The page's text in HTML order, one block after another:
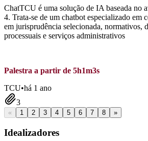
ChatTCU é uma solução de IA baseada no
4. Trata-se de um chatbot especializado em
em jurisprudência selecionada, normativos,
processuais e serviços administrativos
Palestra a partir de 5h1m3s
TCU•há 1 ano
3
« 1 2 3 4 5 6 7 8 »
Idealizadores